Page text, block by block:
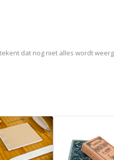
dat nog niet alles wordt